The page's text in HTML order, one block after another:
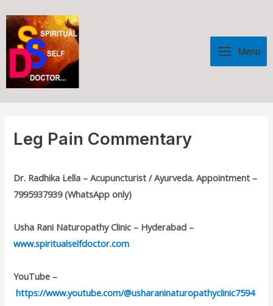
to
content
Menu
Menu
Leg Pain Commentary
Dr. Radhika Lella – Acupuncturist / Ayurveda. Appointment –
7995937939 (WhatsApp only)
Usha Rani Naturopathy Clinic – Hyderabad –
www.spiritualselfdoctor.com
YouTube –
https://www.youtube.com/@usharaninaturopathyclinic7594